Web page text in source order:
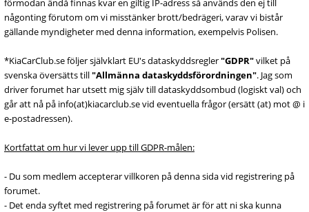
förmodan ändå finnas kvar en giltig IP-adress så används den ej till
någonting förutom om vi misstänker brott/bedrägeri, varav vi bistår
gällande myndigheter med denna information, exempelvis Polisen.
*KiaCarClub.se följer självklart EU's dataskyddsregler"GDPR"vilket på
svenska översätts till"Allmänna dataskyddsförordningen". Jag som
driver forumet har utsett mig själv till dataskyddsombud (logiskt val) och
går att nå på info(at)kiacarclub.se vid eventuella frågor (ersätt (at) mot @ i
e-postadressen).
Kortfattat om hur vi lever upp till GDPR-målen:
- Du som medlem accepterar villkoren på denna sida vid registrering på
forumet.
- Det enda syftet med registrering på forumet är för att ni ska kunna